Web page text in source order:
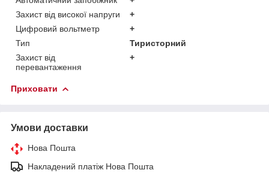
Захист від високої напруги
+
Цифровий вольтметр
+
Тип
Тиристорний
Захист від
перевантаження
+
Приховати
Умови доставки
Нова Пошта
Накладений платіж Нова Пошта